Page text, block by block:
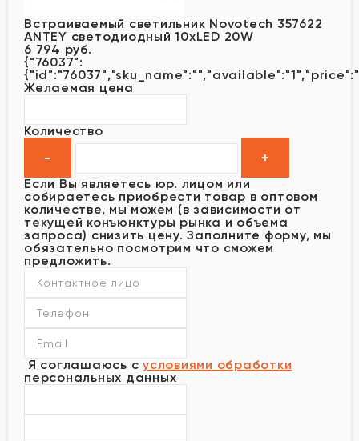
Встраиваемый светильник Novotech 357622
ANTEY светодиодный 10xLED 20W
6 794 руб.
{"76037":
Желаемая цена
Количество
Если Вы являетесь юр. лицом или
собираетесь приобрести товар в оптовом
количестве, мы можем (в зависимости от
текущей конъюнктуры рынка и объема
запроса) снизить цену. Заполните форму, мы
обязательно посмотрим что сможем
предложить.
Я соглашаюсь с условиями обработки
персональных данных